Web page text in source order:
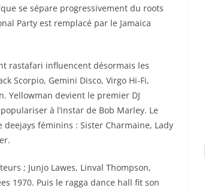
se sépare progressivement du roots
Party est remplacé par le Jamaica
rastafari influencent désormais les
Scorpio, Gemini Disco, Virgo Hi-Fi,
Yellowman devient le premier DJ
à l’instar de Bob Marley. Le
féminins : Sister Charmaine, Lady
; Junjo Lawes, Linval Thompson,
1970. Puis le ragga dance hall fit son